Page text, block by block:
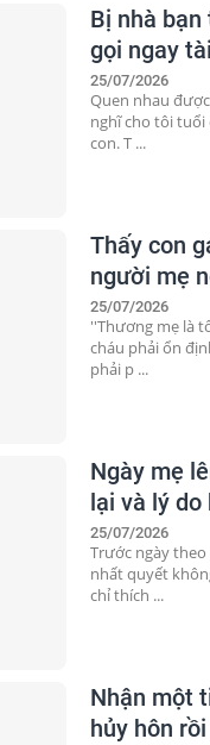
Bị nhà
gọi ngay
25/07/2026
Quen nhau
nghĩ cho tôi tuổi
con. T ...
Thấy con
người mẹ
25/07/2026
''Thương mẹ là
cháu phải ổn
phải p ...
Ngày mẹ
lại và lý do
25/07/2026
Trước ngày
nhất quyết
chỉ thích ...
Nhận một
hủy hôn